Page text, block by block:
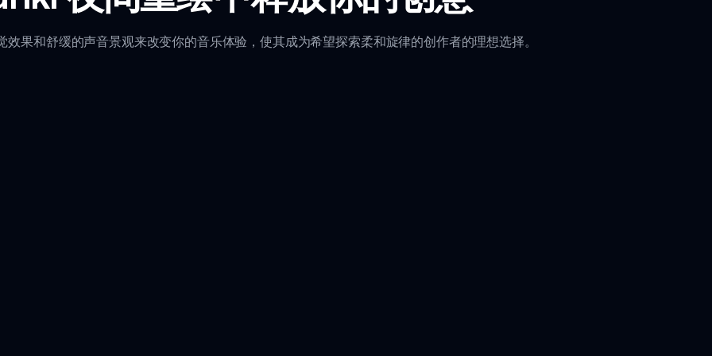
果和舒缓的声音景观来改变你的音乐体验，使其成为希望探索柔和旋律的创作者的理想选择。